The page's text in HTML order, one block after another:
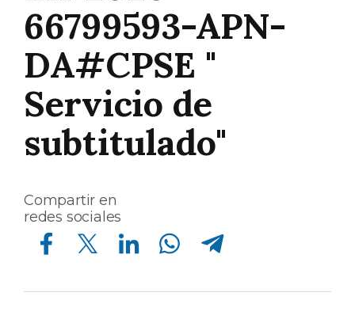
66799593-APN-
DA#CPSE "
Servicio de
subtitulado"
Compartir en
redes sociales
Compartir en Facebook Compartir en Twitter Compartir en Linkedin Compartir en Whatsapp Compartir en Telegram